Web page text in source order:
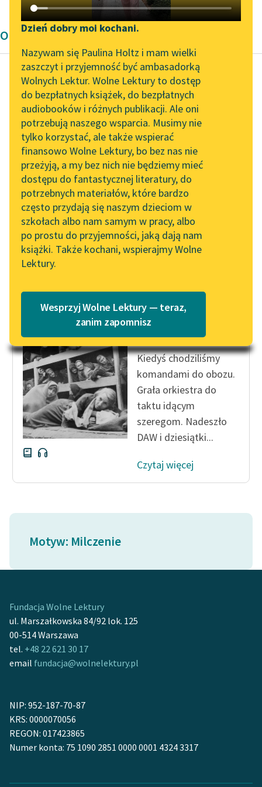
Katalog DAISY
Podkasty o książkach
Zgłoś brak utworu
Aktualności
„Prokurator Alicja Horn”
do słuchania
Byliśmy częścią AI Impact
Lab
Zapraszamy na spotkanie
online z tłumaczkami
literatury skandynawskiej
Spotkanie z Katarzyną
Tunkiel w Oslo
102. lata temu zmarł
Joseph Conrad
Lektury szkolne i klasyka
literatury do słuchania dla
uczennic i uczniów z
niepełnosprawnościami
E-kolekcja lektur
szkolnych i literatury do
słuchania dla uczennic i
uczniów z
niepełnosprawnościami
Popularyzacja
twórców przechodzących
Starego Testamentu
Odkurzamy bohaterów
Szkoła Poezji Wolnych
Narzędzia
Mapa Wolnych Lektur
Leśmianator
Przewodnik dla piszących i
czytających
API
OAI-PMH
Widget Wolnych Lektur
Przypisy
Katalog w formacie PDF
Kontakt
O projekcie
Dzień dobry moi kochani.
Nazywam się Paulina Holtz i mam wielki
zaszczyt i przyjemność być ambasadorką
Wolnych Lektur. Wolne Lektury to dostęp
do bezpłatnych książek, do bezpłatnych
audiobooków i różnych publikacji. Ale oni
potrzebują naszego wsparcia. Musimy nie
tylko korzystać, ale także wspierać
finansowo Wolne Lektury, bo bez nas nie
przeżyją, a my bez nich nie będziemy mieć
dostępu do fantastycznej literatury, do
potrzebnych materiałów, które bardzo
często przydają się naszym dzieciom w
szkołach albo nam samym w pracy, albo
po prostu do przyjemności, jaką dają nam
książki. Także kochani, wspierajmy Wolne
Lektury.
Wesprzyj Wolne Lektury — teraz,
zanim zapomnisz
Opowiadanie okresu współczesności
Tadeusz Borowski
Kłopoty pani
Doroty
Kiedy chcesz, żeby cię
nie zauważyli, nie właź
na szczudła. Gdy
pracujesz, ludzie patrzą
Ci...
Czytaj więcej
U nas w
Auschwitzu...
Kiedyś chodziliśmy
komandami do obozu.
Grała orkiestra do
taktu idącym
szeregom. Nadeszło
DAW i dziesiątki...
Czytaj więcej
Motyw: Milczenie
Fundacja Wolne Lektury
ul. Marszałkowska 84/92 lok. 125
00-514 Warszawa
tel. +48 22 621 30 17
email fundacja@wolnelektury.pl
NIP: 952-187-70-87
KRS: 0000070056
REGON: 017423865
Numer konta: 75 1090 2851 0000 0001 4324 3317